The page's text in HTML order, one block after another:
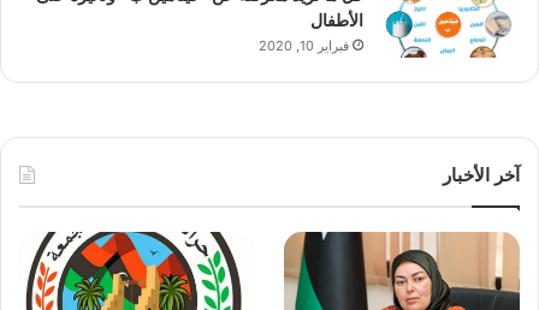
الأطفال
فبراير 10, 2020
آخر الأخبار